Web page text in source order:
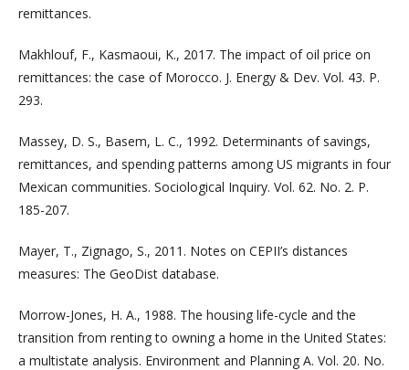
remittances.
Makhlouf, F., Kasmaoui, K., 2017. The impact of oil price on
remittances: the case of Morocco. J. Energy & Dev. Vol. 43. P.
293.
Massey, D. S., Basem, L. C., 1992. Determinants of savings,
remittances, and spending patterns among US migrants in four
Mexican communities. Sociological Inquiry. Vol. 62. No. 2. P.
185-207.
Mayer, T., Zignago, S., 2011. Notes on CEPII’s distances
measures: The GeoDist database.
Morrow-Jones, H. A., 1988. The housing life-cycle and the
transition from renting to owning a home in the United States:
a multistate analysis. Environment and Planning A. Vol. 20. No.